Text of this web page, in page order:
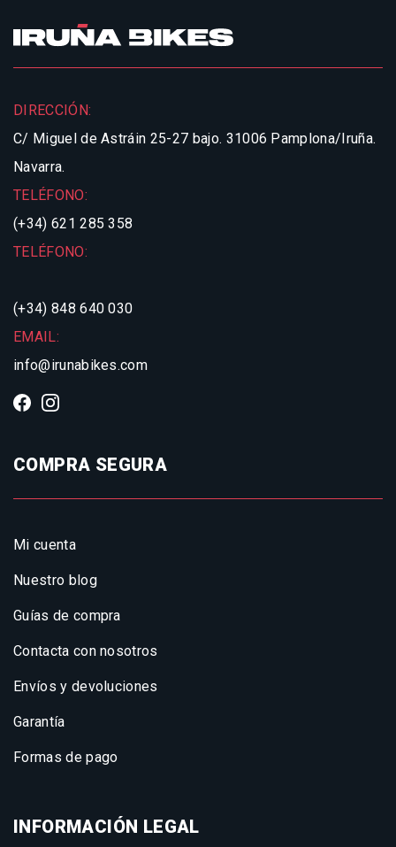
DIRECCIÓN:
C/ Miguel de Astráin 25-27 bajo. 31006 Pamplona/Iruña.
Navarra.
TELÉFONO:
(+34) 621 285 358
TELÉFONO:
(+34) 848 640 030
EMAIL:
info@irunabikes.com
COMPRA SEGURA
Mi cuenta
Nuestro blog
Guías de compra
Contacta con nosotros
Envíos y devoluciones
Garantía
Formas de pago
INFORMACIÓN LEGAL